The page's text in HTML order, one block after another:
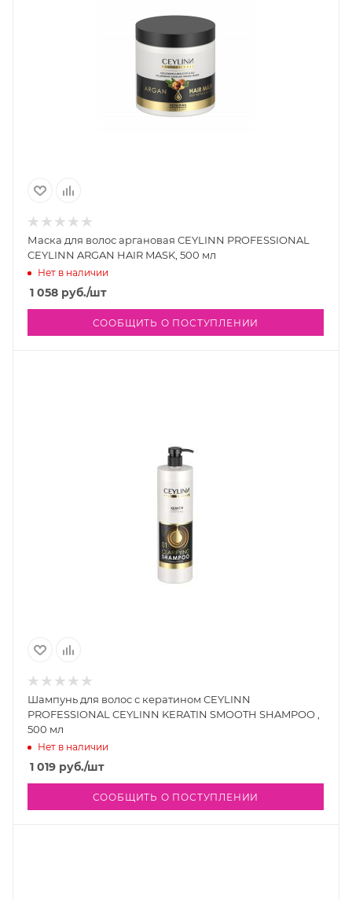
Маска для волос аргановая CEYLINN PROFESSIONAL
CEYLINN ARGAN HAIR MASK, 500 мл
Нет в наличии
1 058 руб./шт
СООБЩИТЬ О ПОСТУПЛЕНИИ
Шампунь для волос с кератином CEYLINN
PROFESSIONAL CEYLINN KERATIN SMOOTH SHAMPOO ,
500 мл
Нет в наличии
1 019 руб./шт
СООБЩИТЬ О ПОСТУПЛЕНИИ